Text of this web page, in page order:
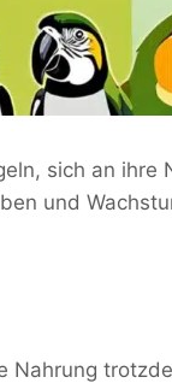
sich an ihre
und
Nahrung